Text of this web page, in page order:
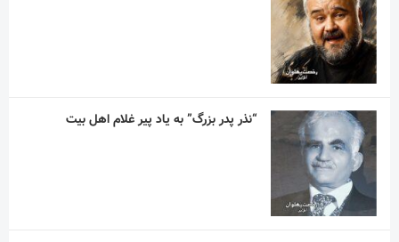
“نذر پدر بزرگ” به یاد پیر غلام اهل بیت